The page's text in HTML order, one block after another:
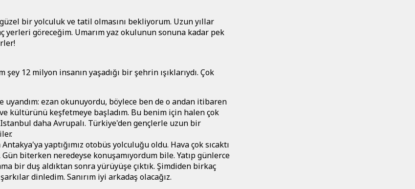
bir yolculuk ve tatil olmasını bekliyorum. Uzun yıllar
yerleri göreceğim. Umarım yaz okulunun sonuna kadar pek
12 milyon insanın yaşadığı bir şehrin ışıklarıydı. Çok
uyandım: ezan okunuyordu, böylece ben de o andan itibaren
kültürünü keşfetmeye başladım. Bu benim için halen çok
daha Avrupalı. Türkiye'den gençlerle uzun bir
yaptığımız otobüs yolculuğu oldu. Hava çok sıcaktı
biterken neredeyse konuşamıyordum bile. Yatıp günlerce
bir duş aldıktan sonra yürüyüşe çıktık. Şimdiden birkaç
dinledim. Sanırım iyi arkadaş olacağız.